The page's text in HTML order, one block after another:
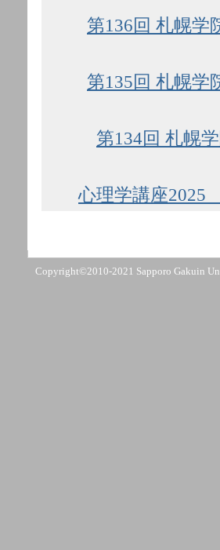
第136回 札幌
第135回 札幌
第134回 札幌
心理学講座2025
Copyright©2010-2021 Sapporo Gakuin